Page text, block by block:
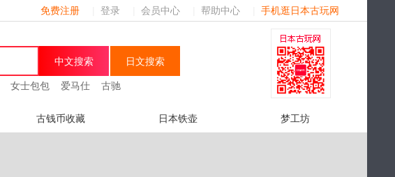
免费注册 登录 会员中心 帮助中心 手机逛日本古玩网
女士包包 爱马仕 古驰
古钱币收藏 日本铁壶 梦工坊